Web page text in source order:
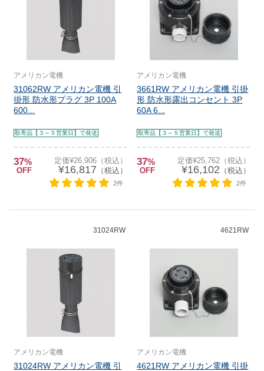
アメリカン電機
31062RW アメリカン電機 引
掛形 防水形プラグ 3P 100A
600...
取寄品【３～５営業日】で発送
37%
OFF
定価¥26,906（税込）
¥16,817 （税込）
2件
アメリカン電機
3661RW アメリカン電機 引掛
形 防水形露出コンセント 3P
60A 6...
取寄品【３～５営業日】で発送
37%
OFF
定価¥25,762（税込）
¥16,102 （税込）
2件
31024RW
アメリカン電機
31024RW アメリカン電機 引
4621RW
アメリカン電機
4621RW アメリカン電機 引掛